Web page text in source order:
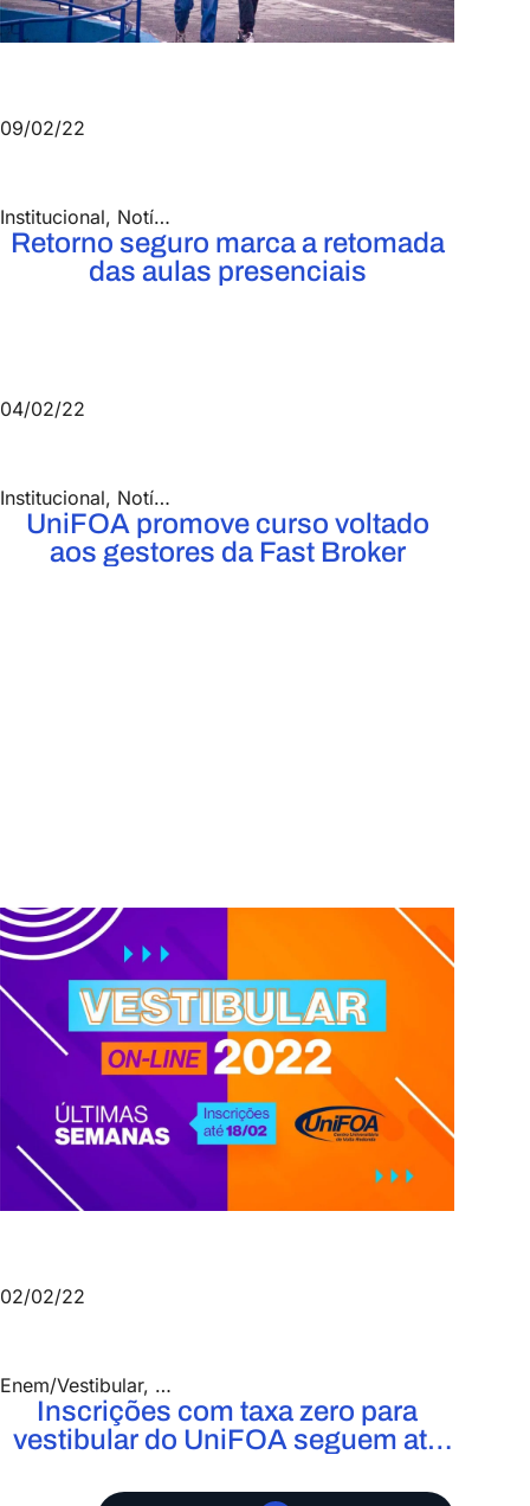
09/02/22
Institucional, Notícias
Retorno seguro marca a retomada
das aulas presenciais
04/02/22
Institucional, Notícias
UniFOA promove curso voltado
aos gestores da Fast Broker
02/02/22
Enem/Vestibular, Notícias
Inscrições com taxa zero para
vestibular do UniFOA seguem até